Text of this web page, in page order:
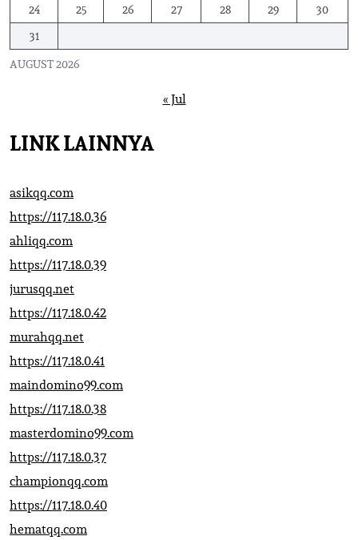
AUGUST 2026
24
25 26 27 28 29
30
31
« Jul
LINK LAINNYA
asikqq.com
https://117.18.0.36
ahliqq.com
https://117.18.0.39
jurusqq.net
https://117.18.0.42
murahqq.net
https://117.18.0.41
maindomino99.com
https://117.18.0.38
masterdomino99.com
https://117.18.0.37
championqq.com
https://117.18.0.40
hematqq.com